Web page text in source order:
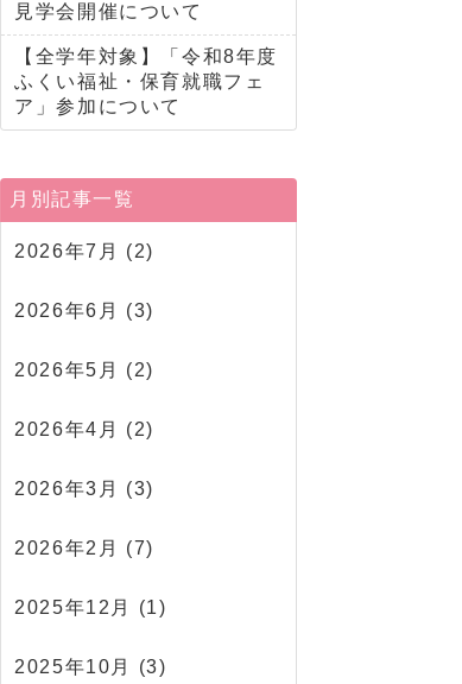
見学会開催について
【全学年対象】「令和8年度
ふくい福祉・保育就職フェ
ア」参加について
月別記事一覧
2026年7月 (2)
2026年6月 (3)
2026年5月 (2)
2026年4月 (2)
2026年3月 (3)
2026年2月 (7)
2025年12月 (1)
2025年10月 (3)